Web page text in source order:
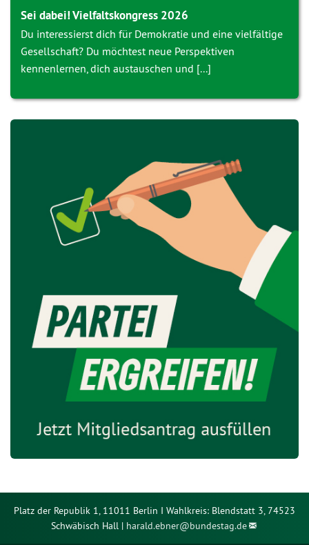
Sei dabei! Vielfaltskongress 2026
Du interessierst dich für Demokratie und eine vielfältige
Gesellschaft? Du möchtest neue Perspektiven
kennenlernen, dich austauschen und [...]
Platz der Republik 1, 11011 Berlin I Wahlkreis: Blendstatt 3, 74523
Schwäbisch Hall | harald.ebner@bundestag.de